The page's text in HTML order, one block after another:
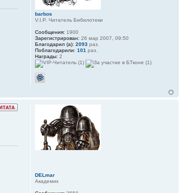
barbos
V.I.P. Читатель Бибилотеки
Сообщения: 1900
Зарегистрирован: 26 мар 2007, 09:50
Благодарил (а): 2093раз.
Поблагодарили: 101 раз.
Награды: 2
DELmar
Академик